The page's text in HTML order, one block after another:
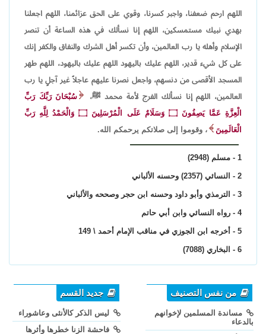
اللهم ارحم ضعفنا، واجبر كسرنا، وقوي على الحق عزائمنا، اللهم اجعلنا
بهدي نبيك مستمسكين، اللهم إنا نسألك في هذه الساعة أن تنصر
الإسلام وأهله يا رب العالمين، وأن تكسر أهل الشرك والنفاق والكفر إنك
على كل شيء قدير، اللهم عليك باليهود اللهم عليك باليهود، اللهم طهر
المسجد الأقصى من دنسهم، واجعل نصرنا عليهم عاجلاً غير آجلٍ يا رب
العالمين، اللهم إنا نسألك الفرج لأمة محمد ﷺ،
سُبْحَانَ رَبِّكَ رَبِّ
الْعِزَّةِ عَمَّا يَصِفُونَ ۝ وَسَلَامٌ عَلَى الْمُرْسَلِينَ ۝
وَالْحَمْدُ لِلَّهِ رَبِّ
الْعَالَمِينَ
، وقوموا إلى صلاتكم يرحمكم الله.
1 - مسلم (2948)
2 - النسائي (2357) وحسنه الألباني
3 - الترمذي وأبو داود وحسنه ابن حجر وصححه والألباني
4 - رواه النسائي وابن أبي حاتم
5 - أخرجه ابن الجوزي في مناقب الإمام أحمد \ 149
6 - البخاري (7088)
من نفس التصنيف
مساندة المسلمين لإخوانهم
بالدعاء
جديد القسم
ليس الذكر كالأنثى وعاشوراء
فاحشة الزنا خطرها وأثرها